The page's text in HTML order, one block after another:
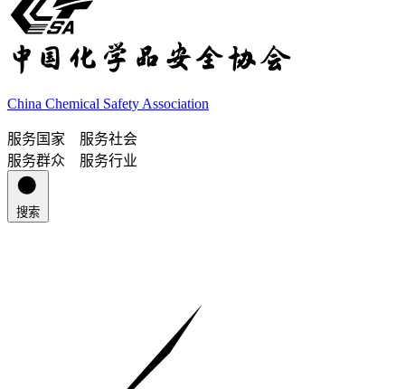
China Chemical Safety Association
服务国家 服务社会
服务群众 服务行业
搜索